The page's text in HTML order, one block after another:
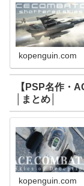
kopenguin.com
【PSP名作・
│まとめ│
kopenguin.com